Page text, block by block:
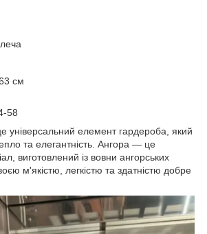
см
58
універсальний елемент гардероба, який
та елегантність. Ангора — це
виготовлений із вовни ангорських
м'якістю, легкістю та здатністю добре